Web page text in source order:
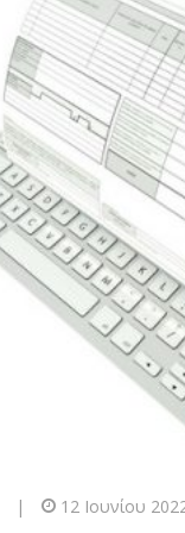
| 12 Ιουνίου